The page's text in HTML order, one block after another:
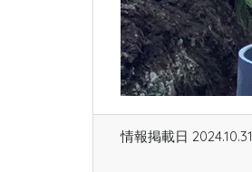
情報掲載日 2024.10.31